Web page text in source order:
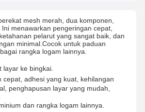
mesh merah, dua komponen,
menawarkan pengeringan cepat,
pelarut yang sangat baik, dan
minimal.Cocok untuk paduan
rangka logam lainnya.
layar ke bingkai.
cepat, adhesi yang kuat, kehilangan
penghapusan layar yang mudah,
dan rangka logam lainnya.